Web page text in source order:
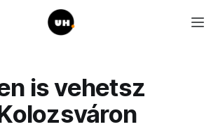
is vehetsz